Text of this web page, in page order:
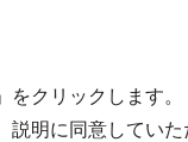
」をクリックします。
明に同意していた